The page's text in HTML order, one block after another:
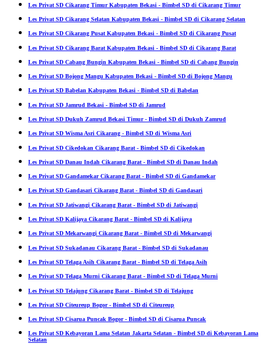
Les Privat SD Cikarang Timur Kabupaten Bekasi - Bimbel SD di Cikarang Timur
Les Privat SD Cikarang Selatan Kabupaten Bekasi - Bimbel SD di Cikarang Selatan
Les Privat SD Cikarang Pusat Kabupaten Bekasi - Bimbel SD di Cikarang Pusat
Les Privat SD Cikarang Barat Kabupaten Bekasi - Bimbel SD di Cikarang Barat
Les Privat SD Cabang Bungin Kabupaten Bekasi - Bimbel SD di Cabang Bungin
Les Privat SD Bojong Mangu Kabupaten Bekasi - Bimbel SD di Bojong Mangu
Les Privat SD Babelan Kabupaten Bekasi - Bimbel SD di Babelan
Les Privat SD Jamrud Bekasi - Bimbel SD di Jamrud
Les Privat SD Dukuh Zamrud Bekasi Timur - Bimbel SD di Dukuh Zamrud
Les Privat SD Wisma Asri Cikarang - Bimbel SD di Wisma Asri
Les Privat SD Cikedokan Cikarang Barat - Bimbel SD di Cikedokan
Les Privat SD Danau Indah Cikarang Barat - Bimbel SD di Danau Indah
Les Privat SD Gandamekar Cikarang Barat - Bimbel SD di Gandamekar
Les Privat SD Gandasari Cikarang Barat - Bimbel SD di Gandasari
Les Privat SD Jatiwangi Cikarang Barat - Bimbel SD di Jatiwangi
Les Privat SD Kalijaya Cikarang Barat - Bimbel SD di Kalijaya
Les Privat SD Mekarwangi Cikarang Barat - Bimbel SD di Mekarwangi
Les Privat SD Sukadanau Cikarang Barat - Bimbel SD di Sukadanau
Les Privat SD Telaga Asih Cikarang Barat - Bimbel SD di Telaga Asih
Les Privat SD Telaga Murni Cikarang Barat - Bimbel SD di Telaga Murni
Les Privat SD Telajung Cikarang Barat - Bimbel SD di Telajung
Les Privat SD Citeureup Bogor - Bimbel SD di Citeureup
Les Privat SD Cisarua Puncak Bogor - Bimbel SD di Cisarua Puncak
Les Privat SD Kebayoran Lama Selatan Jakarta Selatan - Bimbel SD di Kebayoran Lama
Selatan